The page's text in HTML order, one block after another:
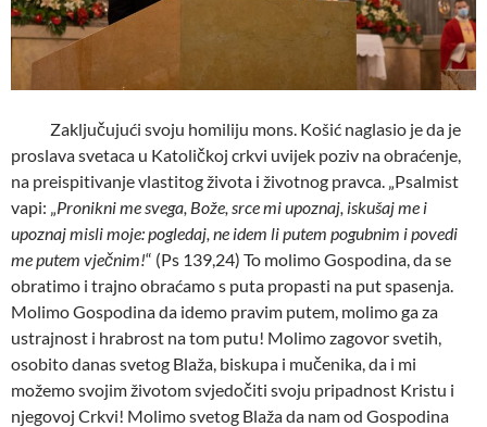
Zaključujući svoju homiliju mons. Košić naglasio je da je
proslava svetaca u Katoličkoj crkvi uvijek poziv na obraćenje,
na preispitivanje vlastitog života i životnog pravca. „Psalmist
vapi: „Pronikni me svega, Bože, srce mi upoznaj, iskušaj me i
upoznaj misli moje: pogledaj, ne idem li putem pogubnim i povedi
me putem vječnim!“ (Ps 139,24) To molimo Gospodina, da se
obratimo i trajno obraćamo s puta propasti na put spasenja.
Molimo Gospodina da idemo pravim putem, molimo ga za
ustrajnost i hrabrost na tom putu! Molimo zagovor svetih,
osobito danas svetog Blaža, biskupa i mučenika, da i mi
možemo svojim životom svjedočiti svoju pripadnost Kristu i
njegovoj Crkvi! Molimo svetog Blaža da nam od Gospodina